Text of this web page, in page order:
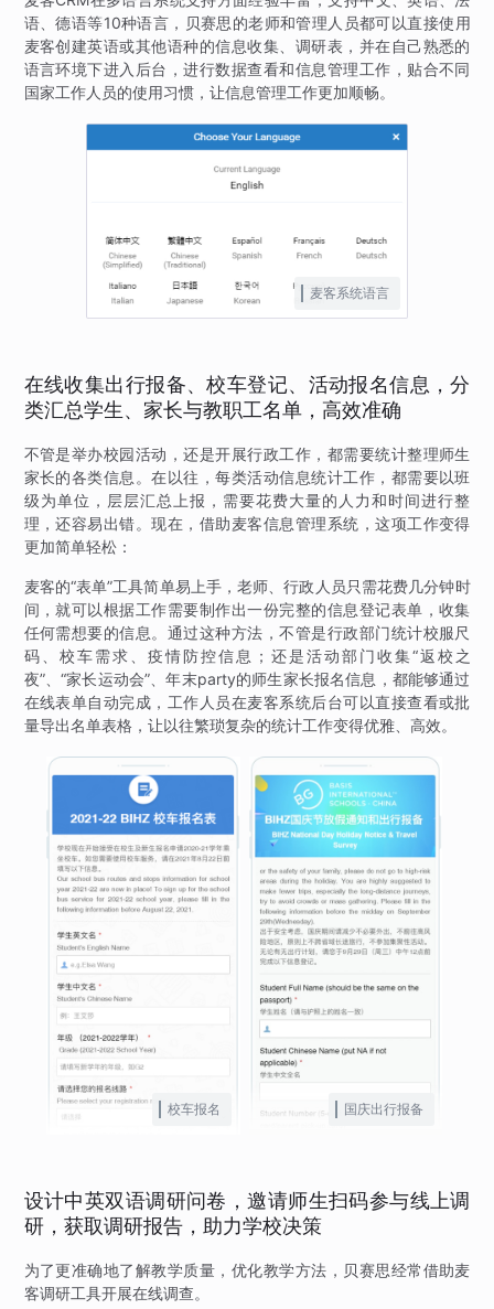
语、德语等10种语言，贝赛思的老师和管理人员都可以直接使用
麦客创建英语或其他语种的信息收集、调研表，并在自己熟悉的
语言环境下进入后台，进行数据查看和信息管理工作，贴合不同
国家工作人员的使用习惯，让信息管理工作更加顺畅。
麦客系统语言
在线收集出行报备、校车登记、活动报名信息，分
类汇总学生、家长与教职工名单，高效准确
不管是举办校园活动，还是开展行政工作，都需要统计整理师生
家长的各类信息。在以往，每类活动信息统计工作，都需要以班
级为单位，层层汇总上报，需要花费大量的人力和时间进行整
理，还容易出错。现在，借助麦客信息管理系统，这项工作变得
更加简单轻松：
麦客的“表单”工具简单易上手，老师、行政人员只需花费几分钟时
间，就可以根据工作需要制作出一份完整的信息登记表单，收集
任何需想要的信息。通过这种方法，不管是行政部门统计校服尺
码、校车需求、疫情防控信息；还是活动部门收集“返校之
夜”、“家长运动会”、年末party的师生家长报名信息，都能够通过
在线表单自动完成，工作人员在麦客系统后台可以直接查看或批
量导出名单表格，让以往繁琐复杂的统计工作变得优雅、高效。
校车报名 国庆出行报备
设计中英双语调研问卷，邀请师生扫码参与线上调
研，获取调研报告，助力学校决策
为了更准确地了解教学质量，优化教学方法，贝赛思经常借助麦
客调研工具开展在线调查。